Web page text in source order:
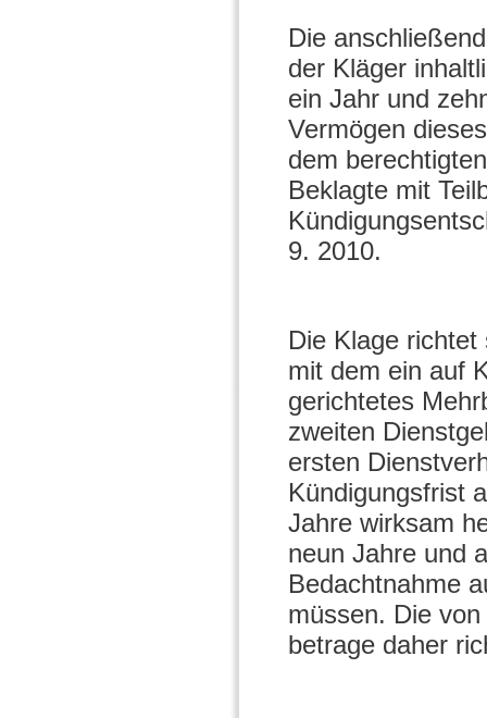
Die
der Kläger
ein Jahr und
Vermögen
dem
Beklagte mit
9. 2010.
Die Klage
mit dem ein auf
gerichtetes
zweiten
ersten
Kündigungsfrist
Jahre wirksam
neun Jahre und
Bedachtnahme
müssen. Die
betrage daher